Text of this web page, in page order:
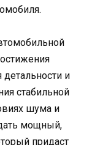
и
стабильной
шума и
мощный,
придаст